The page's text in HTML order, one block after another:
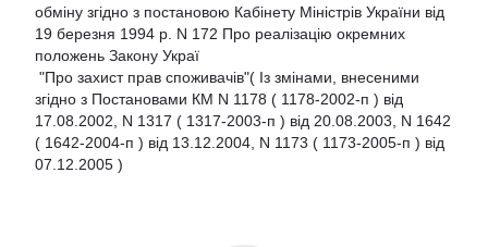
обміну згідно з постановою Кабінету Міністрів України від
19 березня 1994 р. N 172 Про реалізацію окремних
положень Закону Украї
"Про захист прав споживачів"( Із змінами, внесеними
згідно з Постановами КМ N 1178 ( 1178-2002-п ) від
17.08.2002, N 1317 ( 1317-2003-п ) від 20.08.2003, N 1642
( 1642-2004-п ) від 13.12.2004, N 1173 ( 1173-2005-п ) від
07.12.2005 )